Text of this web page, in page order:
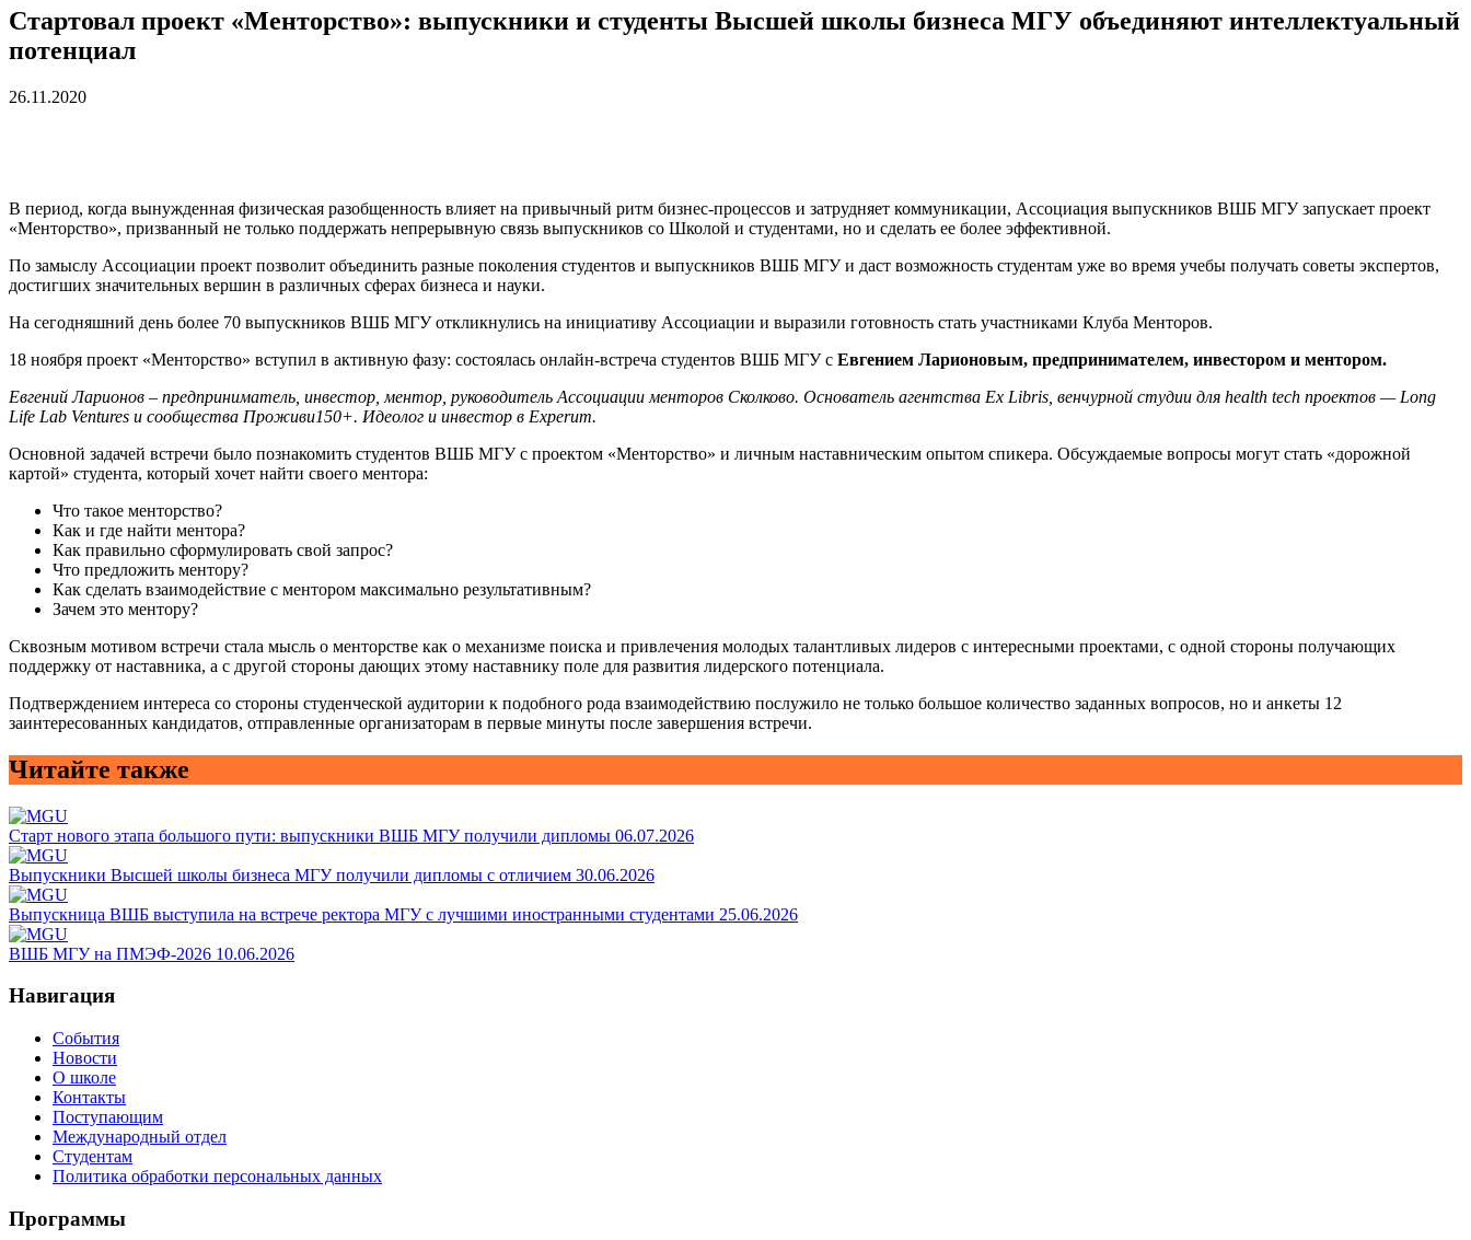
Стартовал проект «Менторство»: выпускники и студенты Высшей школы бизнеса МГУ объединяют интеллектуальный
потенциал
26.11.2020
В период, когда вынужденная физическая разобщенность влияет на привычный ритм бизнес-процессов и затрудняет коммуникации, Ассоциация выпускников ВШБ МГУ запускает проект
«Менторство», призванный не только поддержать непрерывную связь выпускников со Школой и студентами, но и сделать ее более эффективной.
По замыслу Ассоциации проект позволит объединить разные поколения студентов и выпускников ВШБ МГУ и даст возможность студентам уже во время учебы получать советы экспертов,
достигших значительных вершин в различных сферах бизнеса и науки.
На сегодняшний день более 70 выпускников ВШБ МГУ откликнулись на инициативу Ассоциации и выразили готовность стать участниками Клуба Менторов.
18 ноября проект «Менторство» вступил в активную фазу: состоялась онлайн-встреча студентов ВШБ МГУ с Евгением Ларионовым, предпринимателем, инвестором и ментором.
Евгений Ларионов – предприниматель, инвестор, ментор, руководитель Ассоциации менторов Сколково. Основатель агентства Ex Libris, венчурной студии для health tech проектов — Long
Life Lab Ventures и сообщества Проживи150+. Идеолог и инвестор в Experum.
Основной задачей встречи было познакомить студентов ВШБ МГУ с проектом «Менторство» и личным наставническим опытом спикера. Обсуждаемые вопросы могут стать «дорожной
картой» студента, который хочет найти своего ментора:
Что такое менторство?
Как и где найти ментора?
Как правильно сформулировать свой запрос?
Что предложить ментору?
Как сделать взаимодействие с ментором максимально результативным?
Зачем это ментору?
Сквозным мотивом встречи стала мысль о менторстве как о механизме поиска и привлечения молодых талантливых лидеров с интересными проектами, с одной стороны получающих
поддержку от наставника, а с другой стороны дающих этому наставнику поле для развития лидерского потенциала.
Подтверждением интереса со стороны студенческой аудитории к подобного рода взаимодействию послужило не только большое количество заданных вопросов, но и анкеты 12
заинтересованных кандидатов, отправленные организаторам в первые минуты после завершения встречи.
Читайте также
Старт нового этапа большого пути: выпускники ВШБ МГУ получили дипломы 06.07.2026
Выпускники Высшей школы бизнеса МГУ получили дипломы с отличием 30.06.2026
Выпускница ВШБ выступила на встрече ректора МГУ с лучшими иностранными студентами 25.06.2026
ВШБ МГУ на ПМЭФ-2026 10.06.2026
Навигация
События
Новости
О школе
Контакты
Поступающим
Международный отдел
Студентам
Политика обработки персональных данных
Программы